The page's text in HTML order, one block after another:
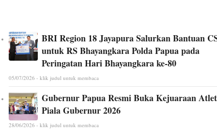
BRI Region 18 Jayapura Salurkan Bantuan
untuk RS Bhayangkara Polda Papua pada
Peringatan Hari Bhayangkara ke-80
05/07/2026 - klik judul untuk membaca
Gubernur Papua Resmi Buka Kejuaraan
Piala Gubernur 2026
28/06/2026 - klik judul untuk membaca